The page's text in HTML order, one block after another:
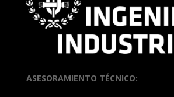
ASESORAMIENTO TÉCNICO: